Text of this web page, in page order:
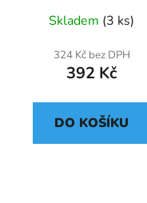
Skladem (3 ks)
324 Kč bez DPH
392 Kč
DO KOŠÍKU